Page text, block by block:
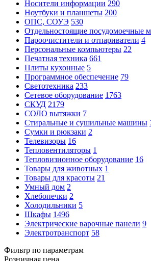
Носители информации 290
Ноутбуки и планшеты 200
ОПС, СОУЭ 530
Отдельностоящие посудомоечные
Пароочистители и отпариватели 4
Персональные компьютеры 22
Печатная техника 661
Плиты кухонные 5
Программное обеспечение 79
Светотехника 233
Сетевое оборудование 1763
СКУД 2179
СОЛО вытяжки 7
Стиральные и сушильные машины
Сумки и рюкзаки 2
Телевизоры 16
Тепловентиляторы 1
Тепловизионное оборудование 16
Товары для животных 1
Товары для красоты 21
Умный дом 2
Хлебопечки 2
Холодильники 5
Шкафы 1496
Электрические варочные панели 9
Электротранспорт 58
Фильтр по параметрам
Розничная цена